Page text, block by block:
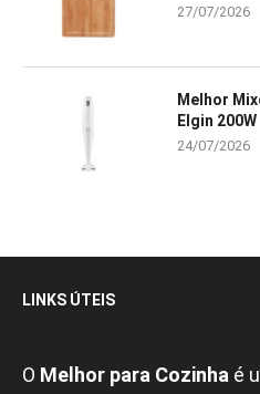
27/07/2026
Melhor
Elgin 200W
24/07/2026
LINKS ÚTEIS
O Melhor para Cozinha é